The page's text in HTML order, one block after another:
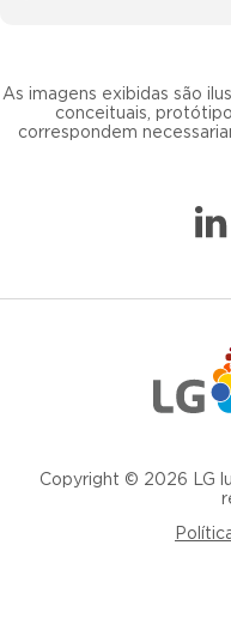
As imagens exibidas são
conceituais,
correspondem
Copyright © 2026 LG